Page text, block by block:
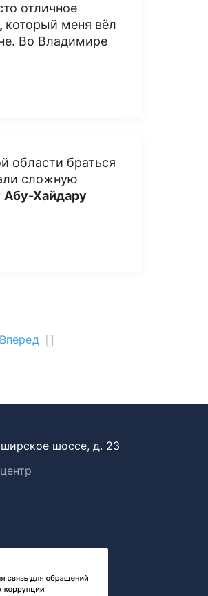
отличное
который меня вёл
Во Владимире
области браться
сложную
Абу-Хайдару
Вперед
шоссе, д. 23